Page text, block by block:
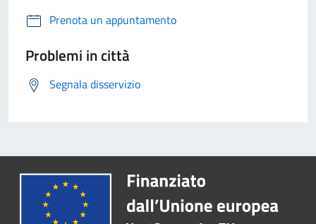
Prenota un appuntamento
Problemi in città
Segnala disservizio